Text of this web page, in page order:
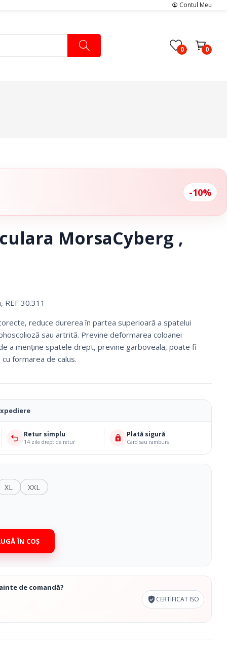
Contul Meu
0 0
-10%
MorsaCyberg ,
REF 30.311
reduce durerea în partea superioară a spatelui
sau artrită. Previne deformarea coloanei
a menţine spatele drept, previne garboveala, poate fi
formarea de calus.
Retur simplu
14 zile drept de retur
Plată sigură
Card sau ramburs
XL XXL
ÎN COȘ
de comandă?
CERTIFICAT ISO